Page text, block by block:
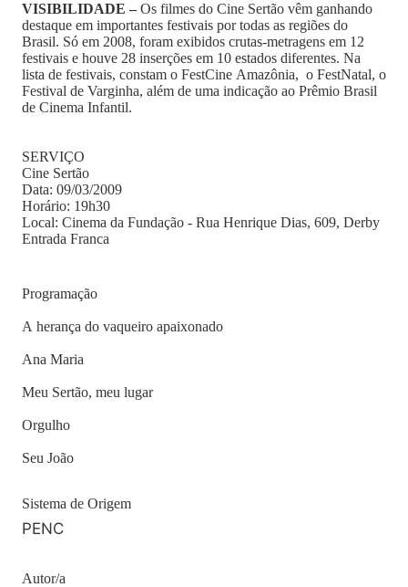
VISIBILIDADE – Os filmes do Cine Sertão vêm ganhando
destaque em importantes festivais por todas as regiões do
Brasil. Só em 2008, foram exibidos crutas-metragens em 12
festivais e houve 28 inserções em 10 estados diferentes. Na
lista de festivais, constam o FestCine Amazônia, o FestNatal, o
Festival de Varginha, além de uma indicação ao Prêmio Brasil
de Cinema Infantil.
SERVIÇO
Cine Sertão
Data: 09/03/2009
Horário: 19h30
Local: Cinema da Fundação - Rua Henrique Dias, 609, Derby
Entrada Franca
Programação
A herança do vaqueiro apaixonado
Ana Maria
Meu Sertão, meu lugar
Orgulho
Seu João
Sistema de Origem
PENC
Autor/a